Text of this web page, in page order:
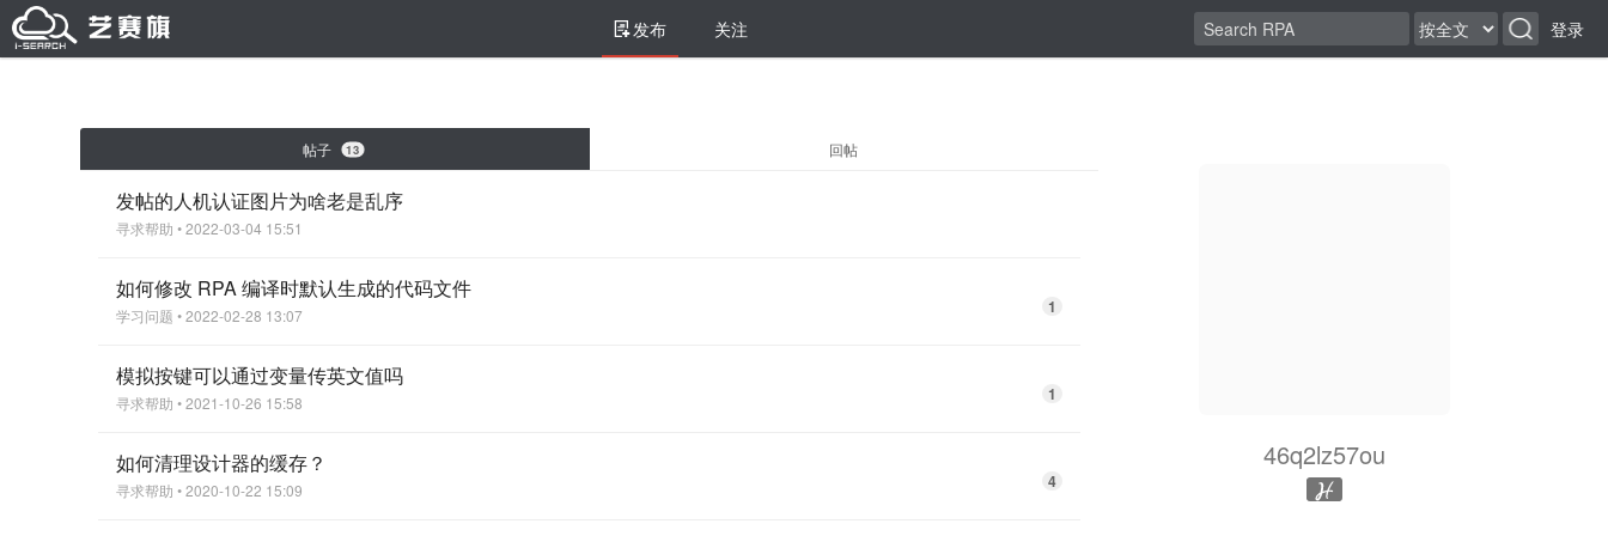
发布 关注 登录
帖子 13 回帖
发帖的人机认证图片为啥老是乱序
寻求帮助 • 2022-03-04 15:51
如何修改 RPA 编译时默认生成的代码文件
学习问题 • 2022-02-28 13:07 1
模拟按键可以通过变量传英文值吗
寻求帮助 • 2021-10-26 15:58 1
如何清理设计器的缓存？
寻求帮助 • 2020-10-22 15:09 4
46q2lz57ou